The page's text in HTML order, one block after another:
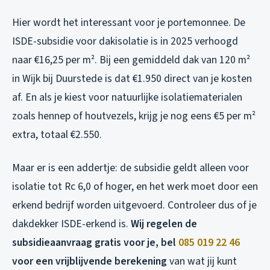
Hier wordt het interessant voor je portemonnee. De
ISDE-subsidie voor dakisolatie is in 2025 verhoogd
naar €16,25 per m². Bij een gemiddeld dak van 120 m²
in Wijk bij Duurstede is dat €1.950 direct van je kosten
af. En als je kiest voor natuurlijke isolatiematerialen
zoals hennep of houtvezels, krijg je nog eens €5 per m²
extra, totaal €2.550.
Maar er is een addertje: de subsidie geldt alleen voor
isolatie tot Rc 6,0 of hoger, en het werk moet door een
erkend bedrijf worden uitgevoerd. Controleer dus of je
dakdekker ISDE-erkend is. Wij regelen de
subsidieaanvraag gratis voor je, bel 085 019 22 46
voor een vrijblijvende berekening van wat jij kunt